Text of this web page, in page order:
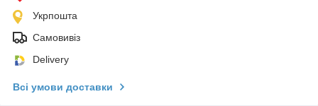
Укрпошта
Самовивіз
Delivery
Всі умови доставки